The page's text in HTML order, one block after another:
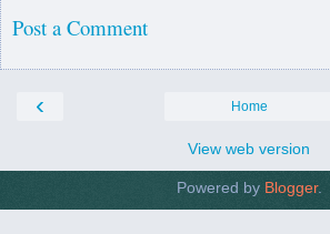
Post a Comment
‹ Home
View web version
Powered by Blogger.